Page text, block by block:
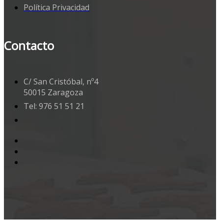
Política Privacidad
Contacto
C/ San Cristóbal, nº4
50015 Zaragoza
Tel: 976 51 51 21